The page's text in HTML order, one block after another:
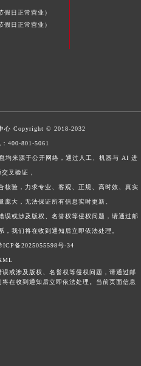
假日正常营业）
日正常营业）
心 Copyright © 2018-2032
400-801-5061
均来源于公开网络，通过人工、机器与 AI 进
叉验证，
核验，力求专业、客观、正规、高时效、真实
大，无法保证所有信息实时更新。
误或涉及版权、名誉权等侵权问题，请通过邮
，我们将在收到通知后立即依法处理。
备2025055598号-34
或涉及版权、名誉权等侵权问题，请通过邮
在收到通知后立即依法处理。当前页面信息